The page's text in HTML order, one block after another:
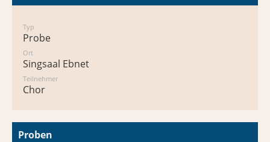
Typ
Probe
Ort
Singsaal Ebnet
Teilnehmer
Chor
Proben